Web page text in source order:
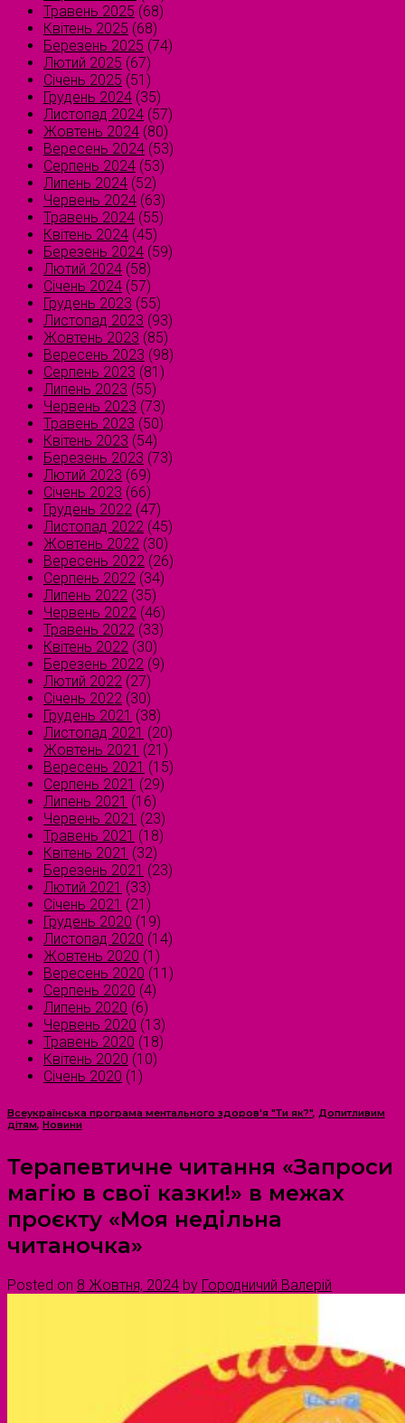
Травень 2025 (68)
Квітень 2025 (68)
Березень 2025 (74)
Лютий 2025 (67)
Січень 2025 (51)
Грудень 2024 (35)
Листопад 2024 (57)
Жовтень 2024 (80)
Вересень 2024 (53)
Серпень 2024 (53)
Липень 2024 (52)
Червень 2024 (63)
Травень 2024 (55)
Квітень 2024 (45)
Березень 2024 (59)
Лютий 2024 (58)
Січень 2024 (57)
Грудень 2023 (55)
Листопад 2023 (93)
Жовтень 2023 (85)
Вересень 2023 (98)
Серпень 2023 (81)
Липень 2023 (55)
Червень 2023 (73)
Травень 2023 (50)
Квітень 2023 (54)
Березень 2023 (73)
Лютий 2023 (69)
Січень 2023 (66)
Грудень 2022 (47)
Листопад 2022 (45)
Жовтень 2022 (30)
Вересень 2022 (26)
Серпень 2022 (34)
Липень 2022 (35)
Червень 2022 (46)
Травень 2022 (33)
Квітень 2022 (30)
Березень 2022 (9)
Лютий 2022 (27)
Січень 2022 (30)
Грудень 2021 (38)
Листопад 2021 (20)
Жовтень 2021 (21)
Вересень 2021 (15)
Серпень 2021 (29)
Липень 2021 (16)
Червень 2021 (23)
Травень 2021 (18)
Квітень 2021 (32)
Березень 2021 (23)
Лютий 2021 (33)
Січень 2021 (21)
Грудень 2020 (19)
Листопад 2020 (14)
Жовтень 2020 (1)
Вересень 2020 (11)
Серпень 2020 (4)
Липень 2020 (6)
Червень 2020 (13)
Травень 2020 (18)
Квітень 2020 (10)
Січень 2020 (1)
Всеукраїнська програма ментального здоров'я "Ти як?", Допитливим
дітям, Новини
Терапевтичне читання «Запроси
магію в свої казки!» в межах
проєкту «Моя недільна
читаночка»
Posted on 8 Жовтня, 2024 by Городничий Валерій